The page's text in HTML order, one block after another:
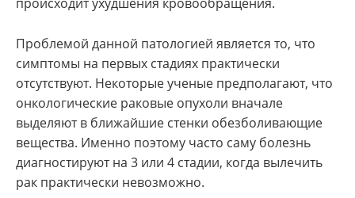
Проблемой данной патологией является то, что
симптомы на первых стадиях практически
отсутствуют. Некоторые ученые предполагают, что
онкологические раковые опухоли вначале
выделяют в ближайшие стенки обезболивающие
вещества. Именно поэтому часто саму болезнь
диагностируют на 3 или 4 стадии, когда вылечить
рак практически невозможно.